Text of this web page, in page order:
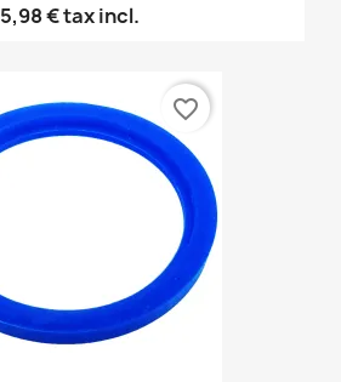
5,98 €tax incl.
favorite_border